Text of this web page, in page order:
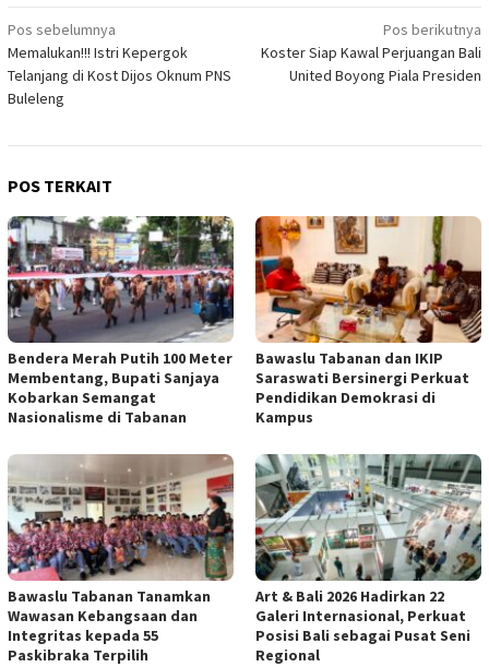
Navigasi
pos
Pos sebelumnya
Memalukan!!! Istri Kepergok
Telanjang di Kost Dijos Oknum PNS
Buleleng
Pos berikutnya
Koster Siap Kawal Perjuangan Bali
United Boyong Piala Presiden
POS TERKAIT
Bendera Merah Putih 100 Meter
Membentang, Bupati Sanjaya
Kobarkan Semangat
Nasionalisme di Tabanan
Bawaslu Tabanan dan IKIP
Saraswati Bersinergi Perkuat
Pendidikan Demokrasi di
Kampus
Bawaslu Tabanan Tanamkan
Wawasan Kebangsaan dan
Integritas kepada 55
Paskibraka Terpilih
Art & Bali 2026 Hadirkan 22
Galeri Internasional, Perkuat
Posisi Bali sebagai Pusat Seni
Regional